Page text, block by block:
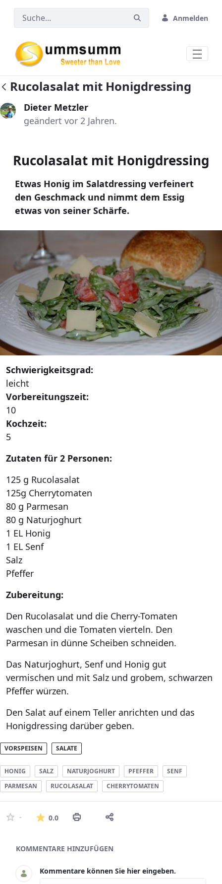
Zum Hauptinhalt springen
Anmelden
Rucolasalat mit Honigdressing
Dieter Metzler
geändert vor 2 Jahren.
Rucolasalat mit Honigdressing
Etwas Honig im Salatdressing verfeinert
den Geschmack und nimmt dem Essig
etwas von seiner Schärfe.
Schwierigkeitsgrad:
leicht
Vorbereitungszeit:
10
Kochzeit:
5
Zutaten für 2 Personen:
125 g Rucolasalat
125g Cherrytomaten
80 g Parmesan
80 g Naturjoghurt
1 EL Honig
1 EL Senf
Salz
Pfeffer
Zubereitung:
Den Rucolasalat und die Cherry-Tomaten
waschen und die Tomaten vierteln. Den
Parmesan in dünne Scheiben schneiden.
Das Naturjoghurt, Senf und Honig gut
vermischen und mit Salz und grobem, schwarzen
Pfeffer würzen.
Den Salat auf einem Teller anrichten und das
Honigdressing darüber geben.
VORSPEISEN SALATE
HONIG SALZ NATURJOGHURT PFEFFER
SENF
PARMESAN
RUCOLASALAT CHERRYTOMATEN
- 0.0Die durchschnittliche Bewertung ist 0
Asset-Herausgeber
KOMMENTARE HINZUFÜGEN
Kommentare können Sie hier eingeben.